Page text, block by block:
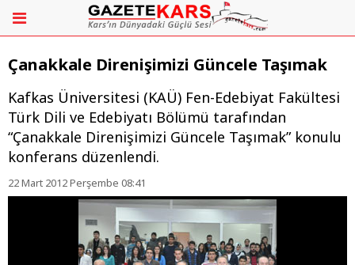
Çanakkale Direnişimizi Güncele Taşımak
Kafkas Üniversitesi (KAÜ) Fen-Edebiyat Fakültesi
Türk Dili ve Edebiyatı Bölümü tarafından
“Çanakkale Direnişimizi Güncele Taşımak” konulu
konferans düzenlendi.
22 Mart 2012 Perşembe 08:41